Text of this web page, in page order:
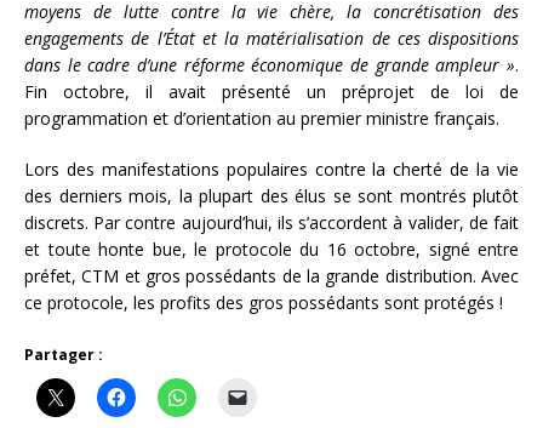
moyens de lutte contre la vie chère, la concrétisation des
engagements de l’État et la matérialisation de ces dispositions
dans le cadre d’une réforme économique de grande ampleur ».
Fin octobre, il avait présenté un préprojet de loi de
programmation et d’orientation au premier ministre français.
Lors des manifestations populaires contre la cherté de la vie
des derniers mois, la plupart des élus se sont montrés plutôt
discrets. Par contre aujourd’hui, ils s’accordent à valider, de fait
et toute honte bue, le protocole du 16 octobre, signé entre
préfet, CTM et gros possédants de la grande distribution. Avec
ce protocole, les profits des gros possédants sont protégés !
Partager :